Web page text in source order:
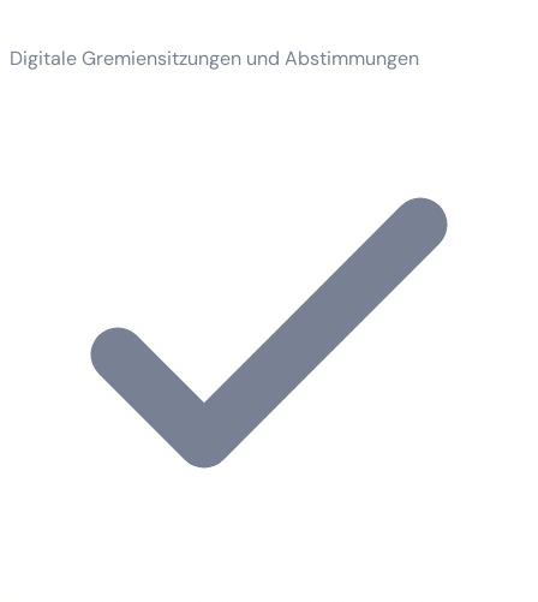
Digitale Gremiensitzungen und Abstimmungen